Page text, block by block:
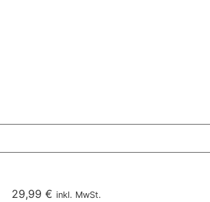
29,99€ inkl. MwSt.